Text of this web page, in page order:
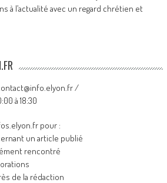
à l’actualité avec un regard chrétien et
/
à 18:30
pour :
un article publié
rencontré
de la rédaction